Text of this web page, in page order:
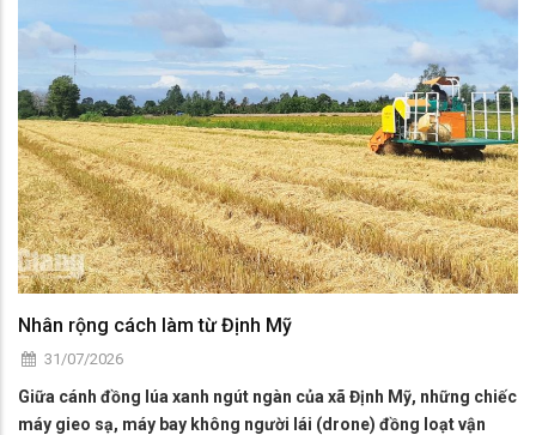
Nhân rộng cách làm từ Định Mỹ
31/07/2026
Giữa cánh đồng lúa xanh ngút ngàn của xã Định Mỹ, những chiếc
máy gieo sạ, máy bay không người lái (drone) đồng loạt vận